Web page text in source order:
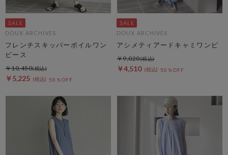
DOUX ARCHIVES
フレンチスキッパーボイルワン
ピース
￥5,225 50％OFF
￥10,450
DOUX ARCHIVES
アシメティアードキャミワンピ
￥4,510 50％OFF
￥9,020